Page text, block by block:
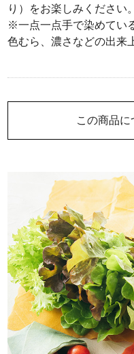
この商品に
り）をお楽しみください。
※一点一点手で染めてい
色むら、濃さなどの出来